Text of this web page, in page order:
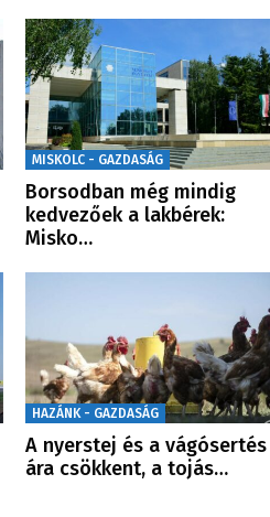
MISKOLC - GAZDASÁG
Borsodban még mindig
kedvezőek a lakbérek:
Misko…
HAZÁNK - GAZDASÁG
A nyerstej és a vágósertés
ára csökkent, a tojás…